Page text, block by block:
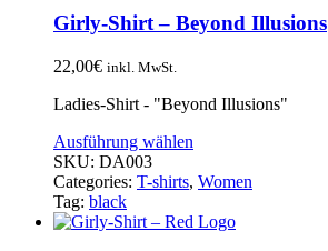
Girly-Shirt – Beyond Illusions
22,00€ inkl. MwSt.
Ladies-Shirt - "Beyond Illusions"
Ausführung wählen
SKU: DA003
Categories: T-shirts, Women
Tag: black